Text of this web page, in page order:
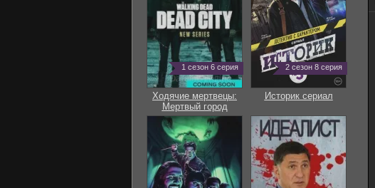
1 сезон 6 серия
Ходячие мертвецы:
Мертвый город
2 сезон 8 серия
Историк сериал